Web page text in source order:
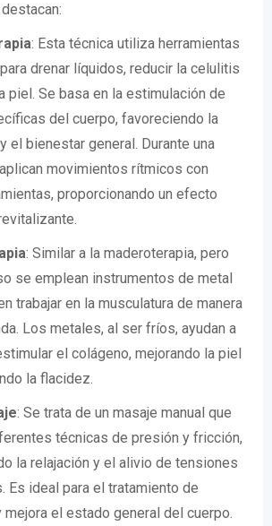
: Esta técnica utiliza herramientas
drenar líquidos, reducir la celulitis
piel. Se basa en la estimulación de
del cuerpo, favoreciendo la
el bienestar general. Durante una
movimientos rítmicos con
proporcionando un efecto
: Similar a la maderoterapia, pero
se emplean instrumentos de metal
trabajar en la musculatura de manera
Los metales, al ser fríos, ayudan a
el colágeno, mejorando la piel
la flacidez.
: Se trata de un masaje manual que
técnicas de presión y fricción,
la relajación y el alivio de tensiones
Es ideal para el tratamiento de
el estado general del cuerpo.